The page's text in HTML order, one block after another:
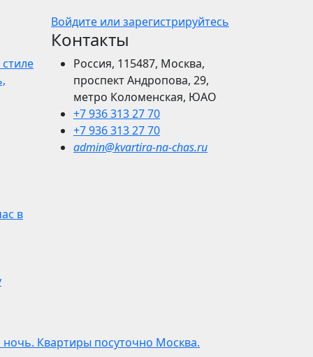
в
Войдите или зарегистрируйтесь
Контакты
Россия, 115487, Москва,
проспект Андропова, 29,
метро Коломенская, ЮАО
+7 936 313 27 70
+7 936 313 27 70
admin@kvartira-na-chas.ru
Квартиры посуточно Москва.